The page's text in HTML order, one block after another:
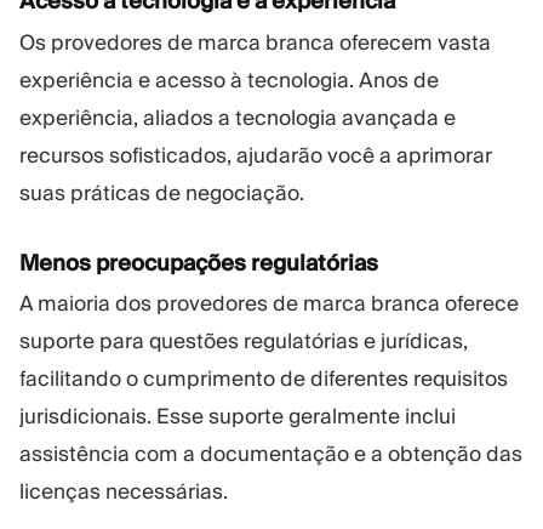
Os provedores de marca branca oferecem vasta
experiência e acesso à tecnologia. Anos de
experiência, aliados a tecnologia avançada e
recursos sofisticados, ajudarão você a aprimorar
suas práticas de negociação.
Menos preocupações regulatórias
A maioria dos provedores de marca branca oferece
suporte para questões regulatórias e jurídicas,
facilitando o cumprimento de diferentes requisitos
jurisdicionais. Esse suporte geralmente inclui
assistência com a documentação e a obtenção das
licenças necessárias.